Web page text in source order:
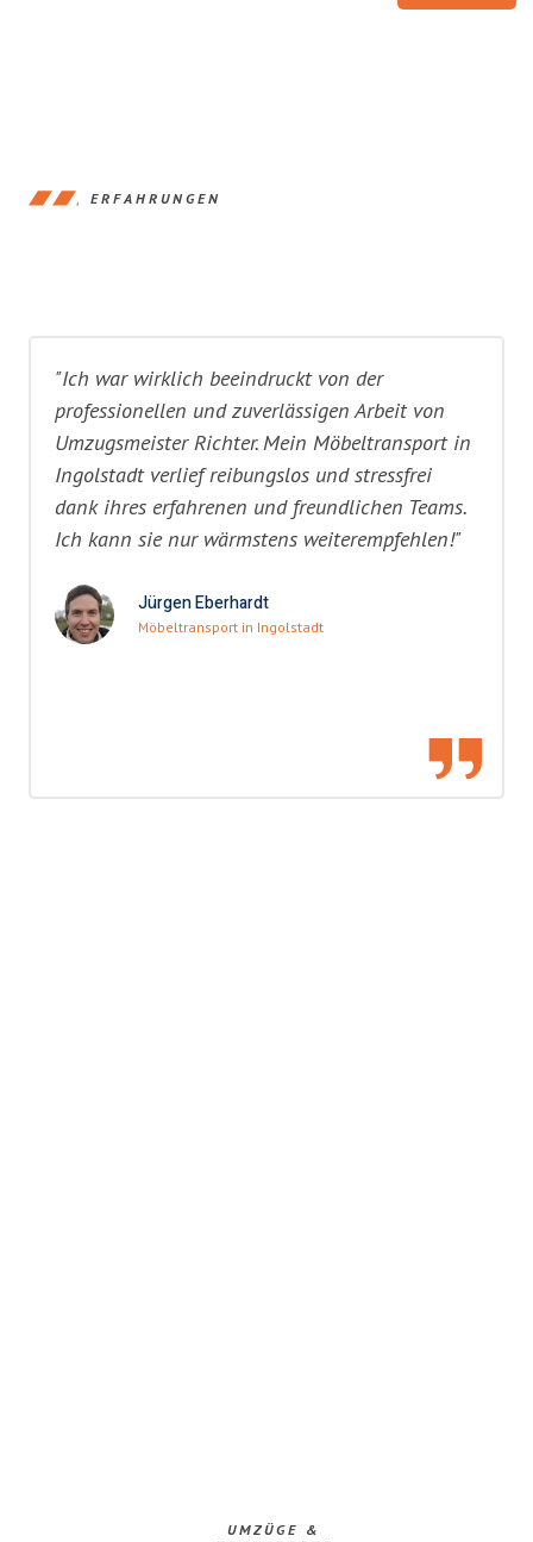
ERFAHRUNGEN
"Ich war wirklich beeindruckt von der
professionellen und zuverlässigen Arbeit von
Umzugsmeister Richter. Mein Möbeltransport in
Ingolstadt verlief reibungslos und stressfrei
dank ihres erfahrenen und freundlichen Teams.
Ich kann sie nur wärmstens weiterempfehlen!"
Jürgen Eberhardt
Möbeltransport in Ingolstadt
UMZÜGE &